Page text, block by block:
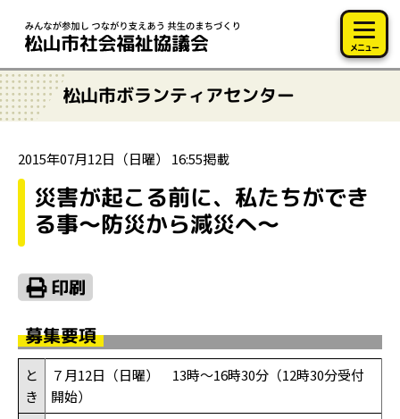
メニュー
松山市ボランティアセンター
2015年07月12日（日曜） 16:55掲載
災害が起こる前に、私たちができ
る事～防災から減災へ～
募集要項
と
き
７月12日（日曜） 13時～16時30分（12時30分受付
開始）